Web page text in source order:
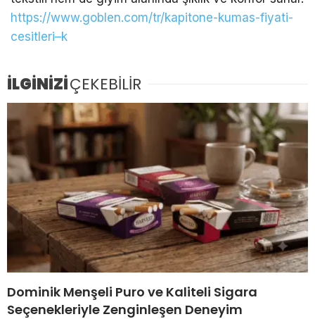
https://www.goblen.com/tr/kapitone-kumas-fiyati-
cesitleri–k
İLGİNİZİÇEKEBİLİR
Dominik Menşeli Puro ve Kaliteli Sigara
Seçenekleriyle Zenginleşen Deneyim